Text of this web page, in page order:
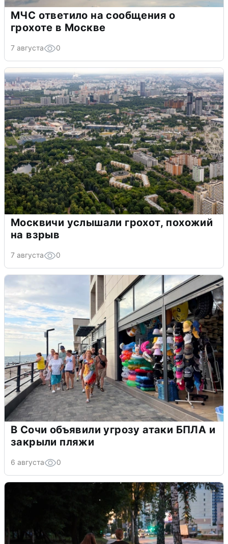
МЧС ответило на сообщения о
грохоте в Москве
7 августа 0
Москвичи услышали грохот, похожий
на взрыв
7 августа 0
В Сочи объявили угрозу атаки БПЛА и
закрыли пляжи
6 августа 0